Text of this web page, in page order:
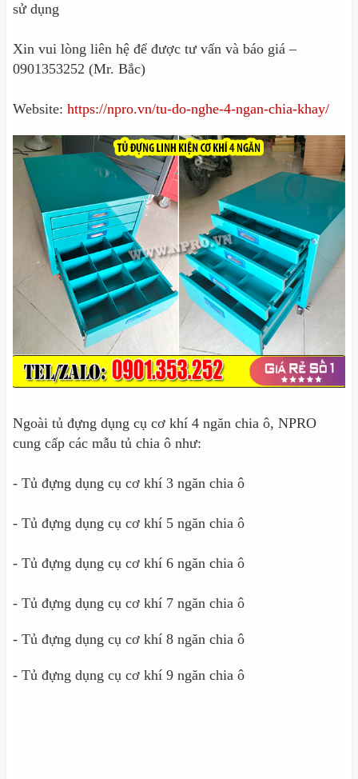
sử dụng
Xin vui lòng liên hệ để được tư vấn và báo giá –
0901353252 (Mr. Bắc)
Website: https://npro.vn/tu-do-nghe-4-ngan-chia-khay/
Ngoài tủ đựng dụng cụ cơ khí 4 ngăn chia ô, NPRO
cung cấp các mẫu tủ chia ô như:
- Tủ đựng dụng cụ cơ khí 3 ngăn chia ô
- Tủ đựng dụng cụ cơ khí 5 ngăn chia ô
- Tủ đựng dụng cụ cơ khí 6 ngăn chia ô
- Tủ đựng dụng cụ cơ khí 7 ngăn chia ô
- Tủ đựng dụng cụ cơ khí 8 ngăn chia ô
- Tủ đựng dụng cụ cơ khí 9 ngăn chia ô